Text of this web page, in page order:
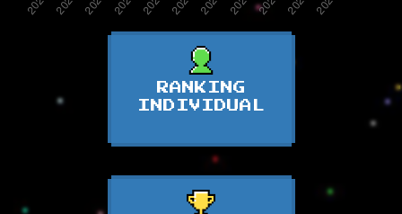
RANKING
INDIVIDUAL